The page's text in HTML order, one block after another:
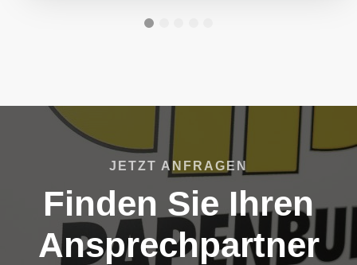
JETZT ANFRAGEN
Finden Sie Ihren
Ansprechpartner